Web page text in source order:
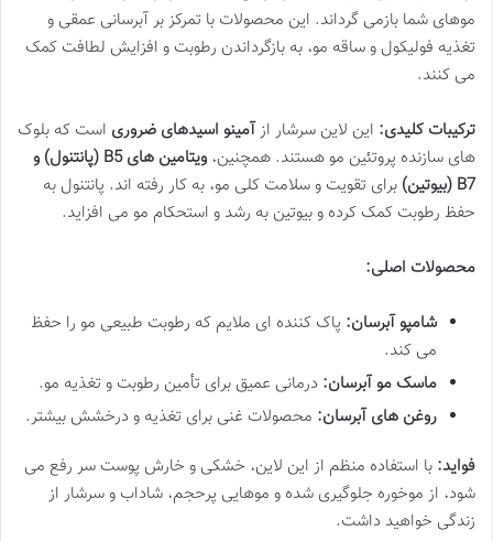
موهای شما بازمی گرداند. این محصولات با تمرکز بر آبرسانی عمقی و
تغذیه فولیکول و ساقه مو، به بازگرداندن رطوبت و افزایش لطافت کمک
می کنند.
ترکیبات کلیدی: این لاین سرشار ازآمینو اسیدهای ضروری است که بلوک
های سازنده پروتئین مو هستند. همچنین،
ویتامین های B5 (پانتنول) و
B7 (بیوتین)
برای تقویت و سلامت کلی مو، به کار رفته اند. پانتنول به
حفظ رطوبت کمک کرده و بیوتین به رشد و استحکام مو می افزاید.
محصولات اصلی:
شامپو آبرسان: پاک کننده ای ملایم که رطوبت طبیعی مو را حفظ
می کند.
ماسک مو آبرسان: درمانی عمیق برای تأمین رطوبت و تغذیه مو.
روغن های آبرسان: محصولات غنی برای تغذیه و درخشش بیشتر.
فواید: با استفاده منظم از این لاین، خشکی و خارش پوست سر رفع می
شود، از موخوره جلوگیری شده و موهایی پرحجم، شاداب و سرشار از
زندگی خواهید داشت.